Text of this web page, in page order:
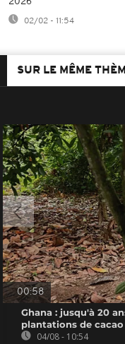
02/02 - 11:54
SUR LE MÊME
00:58
Ghana : jusqu'à 20
plantations de cacao
04/08 - 10:54